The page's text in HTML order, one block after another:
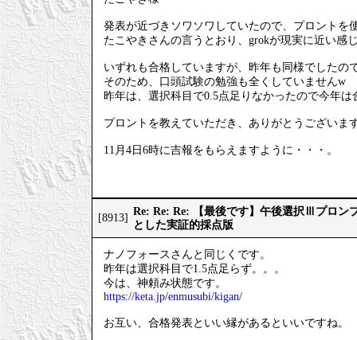
発表が近づきソワソワしていたので、プロントを
たこやきさんの言うとおり、grokが現実に近い感
いずれも合格していますが、昨年も同様でしたの
そのため、口頭試験の勉強も全くしていませんw
昨年は、選択科目で0.5点足りなかったので今年
プロントを教えていただき、ありがとうございま
11月4日6時に吉報をもらえますように・・・。
[8913]
Re: Re: Re: 【最後です】午後選択Ⅲプロン
とした実証的採点版
ナノフォースさんと同じくです。
昨年は選択科目で1.5点足らず。。。
今は、神頼み状態です。
https://keta.jp/enmusubi/kigan/
お互い、合格発表といい縁があるといいですね。